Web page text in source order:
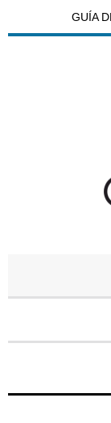
GUÍA